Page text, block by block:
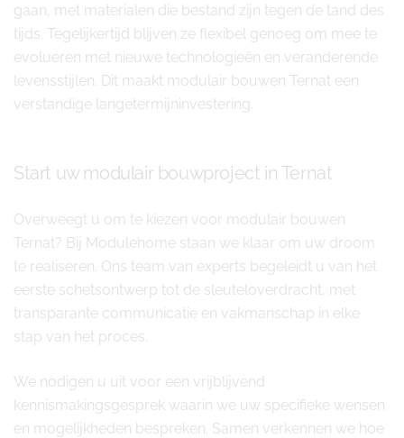
gaan, met materialen die bestand zijn tegen de tand des
tijds. Tegelijkertijd blijven ze flexibel genoeg om mee te
evolueren met nieuwe technologieën en veranderende
levensstijlen. Dit maakt modulair bouwen Ternat een
verstandige langetermijninvestering.
Start uw modulair bouwproject in Ternat
Overweegt u om te kiezen voor modulair bouwen
Ternat? Bij Modulehome staan we klaar om uw droom
te realiseren. Ons team van experts begeleidt u van het
eerste schetsontwerp tot de sleuteloverdracht, met
transparante communicatie en vakmanschap in elke
stap van het proces.
We nodigen u uit voor een vrijblijvend
kennismakingsgesprek waarin we uw specifieke wensen
en mogelijkheden bespreken. Samen verkennen we hoe